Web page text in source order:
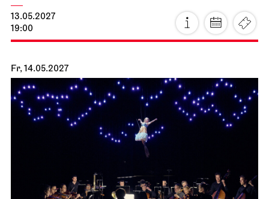
Stuttgarter Ballett
Schauspielhaus
CREATIONS XVI – XIX